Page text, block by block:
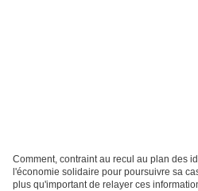
Comment, contraint au recul au plan des
l'économie solidaire pour poursuivre sa
plus qu'important de relayer ces